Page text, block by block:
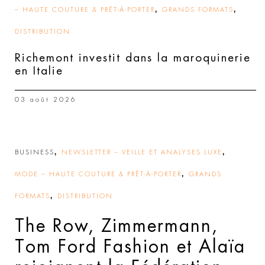
– HAUTE COUTURE & PRÊT-À-PORTER, GRANDS FORMATS,
DISTRIBUTION
Richemont investit dans la maroquinerie
en Italie
03 août 2026
BUSINESS, NEWSLETTER – VEILLE ET ANALYSES LUXE ,
MODE – HAUTE COUTURE & PRÊT-À-PORTER, GRANDS
FORMATS, DISTRIBUTION
The Row, Zimmermann,
Tom Ford Fashion et Alaïa